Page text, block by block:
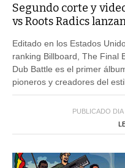
Segundo corte y
vs Roots Radics
Editado en los Estados
ranking Billboard, The Final
Dub Battle es el primer
pioneros y creadores del
PUBLICADO